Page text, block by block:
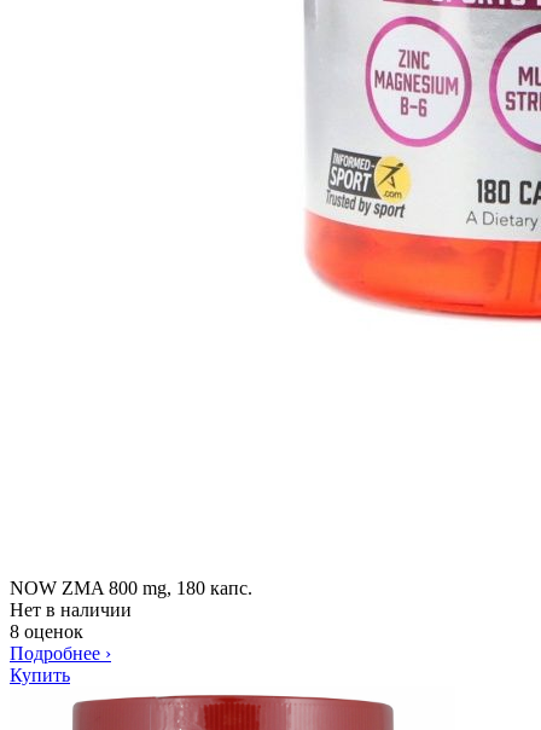
NOW ZMA 800 mg, 180 капс.
Нет в наличии
8 оценок
Подробнее ›
Купить